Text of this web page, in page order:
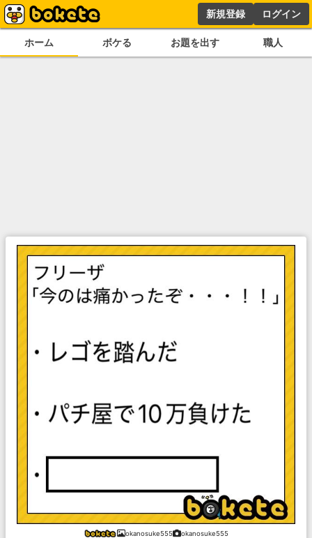
新規登録 ログイン
ホーム ボケる お題を出す 職人
okanosuke555 okanosuke555